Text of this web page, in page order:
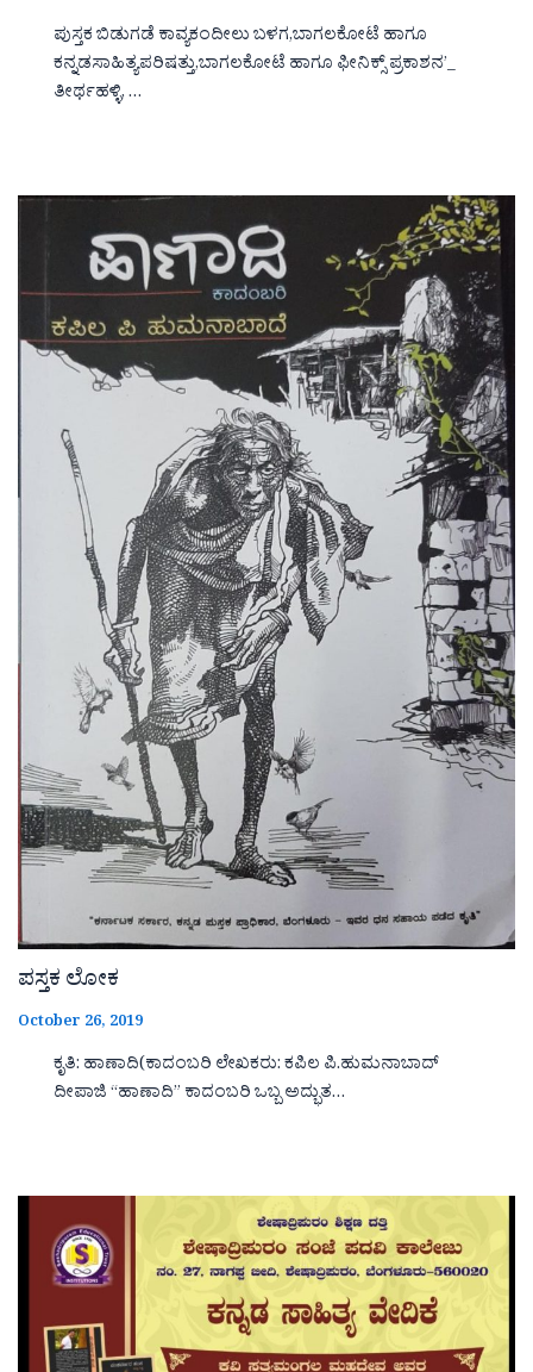
ಪುಸ್ತಕ ಬಿಡುಗಡೆ ಕಾವ್ಯಕಂದೀಲು ಬಳಗ,ಬಾಗಲಕೋಟೆ ಹಾಗೂ
ಕನ್ನಡಸಾಹಿತ್ಯಪರಿಷತ್ತು,ಬಾಗಲಕೋಟೆ ಹಾಗೂ ಫೀನಿಕ್ಸ್ ಪ್ರಕಾಶನ’_
ತೀರ್ಥಹಳ್ಳಿ, …
ಪಸ್ತಕ ಲೋಕ
October 26, 2019
ಕೃತಿ: ಹಾಣಾದಿ(ಕಾದಂಬರಿ ಲೇಖಕರು: ಕಪಿಲ ಪಿ.ಹುಮನಾಬಾದ್
ದೀಪಾಜಿ “ಹಾಣಾದಿ‌‌‌‌” ಕಾದಂಬರಿ ಒಬ್ಬ ಅದ್ಭುತ…